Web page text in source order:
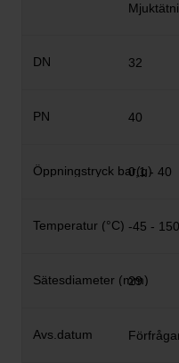
32
40
0,1 - 40
-45 - 150
29